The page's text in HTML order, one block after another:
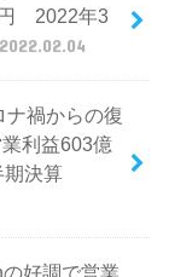
円 2022年3
2022.02.04
ナ禍からの復
利益603億
決算
好調で営業